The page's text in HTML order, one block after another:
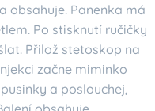
obsahuje. Panenka má
Po stisknutí ručičky
Přilož stetoskop na
začne miminko
a poslouchej,